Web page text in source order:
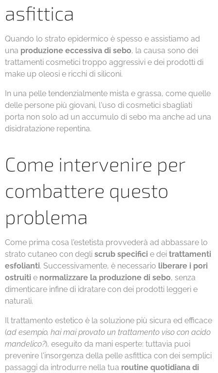
asfittica
Quando lo strato epidermico è spesso e assistiamo ad
una produzione eccessiva di sebo, la causa sono dei
trattamenti cosmetici troppo aggressivi e dei prodotti di
make up oleosi e ricchi di siliconi.
In una pelle tendenzialmente mista e grassa, come quelle
delle persone più giovani, l'uso di cosmetici sbagliati
porta non solo ad un accumulo di sebo ma anche ad una
disidratazione repentina.
Come intervenire per
combattere questo
problema
Come prima cosa l'estetista provvederà ad abbassare lo
strato cutaneo con degli scrub specifici e dei trattamenti
esfolianti. Successivamente, è necessario liberare i pori
ostruiti e normalizzare la produzione di sebo, senza
dimenticare infine di idratare con dei prodotti leggeri e
naturali.
Il trattamento estetico è la soluzione più sicura ed efficace
(ad esempio, hai mai provato un trattamento viso con acido
mandelico?), eseguito da mani esperte: tuttavia puoi
prevenire l'insorgenza della pelle asfittica con dei semplici
passaggi da introdurre nella tua routine quotidiana di